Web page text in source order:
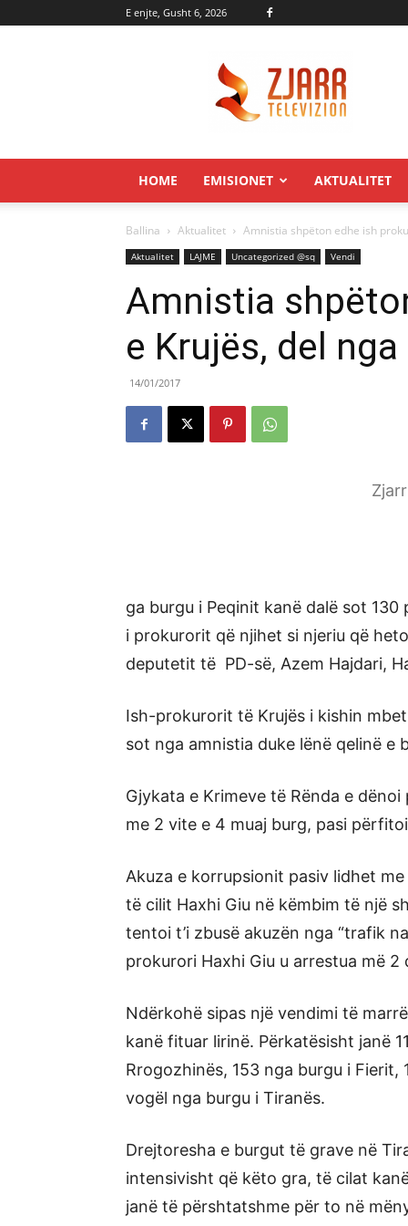
E enjte, Gusht 6, 2026
HOME EMISIONET AKTUALITET
Ballina Aktualitet Amnistia shpëton edhe ish
Aktualitet LAJME Uncategorized @sq Vendi
Amnistia
e Krujës, del
14/01/2017
ga burgu i Peqinit kanë dalë sot
i prokurorit që njihet si njeriu që
deputetit të PD-së, Azem Hajdari,
Ish-prokurorit të Krujës i kishin
sot nga amnistia duke lënë qelinë e
Gjykata e Krimeve të Rënda e
me 2 vite e 4 muaj burg, pasi
Akuza e korrupsionit pasiv lidhet
të cilit Haxhi Giu në këmbim të një
tentoi t’i zbusë akuzën nga “trafik
prokurori Haxhi Giu u arrestua më
Ndërkohë sipas një vendimi të
kanë fituar lirinë. Përkatësisht janë
Rrogozhinës, 153 nga burgu i Fierit,
vogël nga burgu i Tiranës.
Drejtoresha e burgut të grave në
intensivisht që këto gra, të cilat
janë të përshtatshme për to në